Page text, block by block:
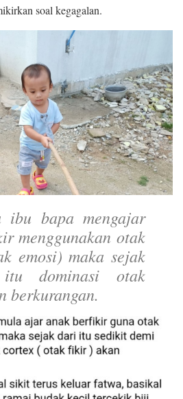
soal kegagalan.
ibu bapa mengajar
menggunakan otak
emosi) maka sejak
dominasi otak
berkurangan.